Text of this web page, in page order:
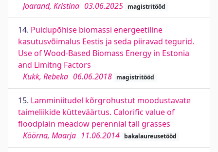
Joarand, Kristina 03.06.2025 magistritööd
14. Puidupõhise biomassi energeetiline
kasutusvõimalus Eestis ja seda piiravad tegurid.
Use of Wood-Based Biomass Energy in Estonia
and Limitng Factors
Kukk, Rebeka 06.06.2018 magistritööd
15. Lamminiitudel kõrgrohustut moodustavate
taimeliikide kütteväärtus. Calorific value of
floodplain meadow perennial tall grasses
Köörna, Maarja 11.06.2014 bakalaureusetööd